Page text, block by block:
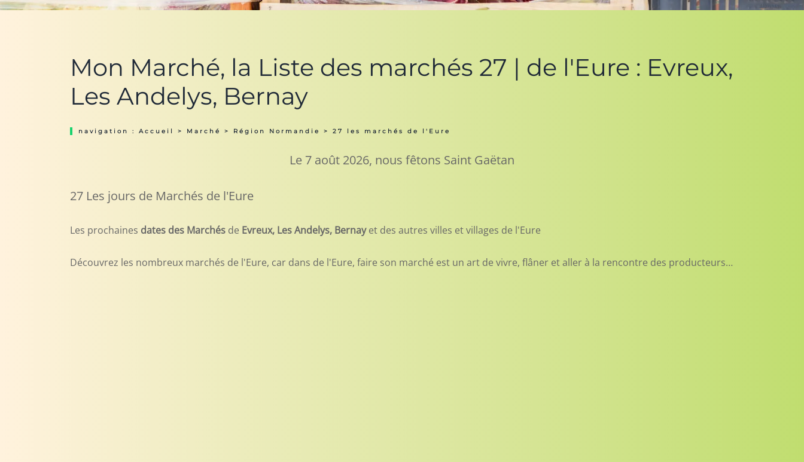
Mon Marché, la Liste des marchés 27 | de l'Eure : Evreux,
Les Andelys, Bernay
navigation : Accueil > Marché > Région Normandie > 27 les marchés de l'Eure
Le 7 août 2026, nous fêtons Saint Gaëtan
27 Les jours de Marchés de l'Eure
Les prochaines dates des Marchés de Evreux, Les Andelys, Bernayet des autres villes et villages de l'Eure
Découvrez les nombreux marchés de l'Eure, car dans de l'Eure, faire son marché est un art de vivre, flâner et aller à la rencontre des producteurs…